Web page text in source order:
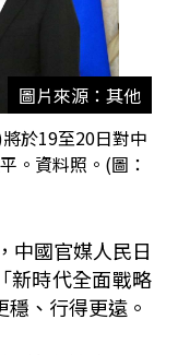
圖片來源：其他
於19至20日對中
。資料照。(圖：
中國官媒人民日
新時代全面戰略
、行得更遠。